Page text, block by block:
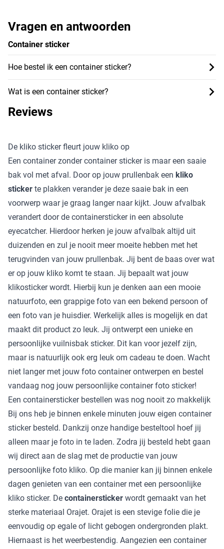
Vragen en antwoorden
Container sticker
Hoe bestel ik een container sticker?
Wat is een container sticker?
Reviews
De kliko sticker fleurt jouw kliko op
Een container zonder container sticker is maar een saaie
bak vol met afval. Door op jouw prullenbak een kliko
sticker te plakken verander je deze saaie bak in een
voorwerp waar je graag langer naar kijkt. Jouw afvalbak
verandert door de containersticker in een absolute
eyecatcher. Hierdoor herken je jouw afvalbak altijd uit
duizenden en zul je nooit meer moeite hebben met het
terugvinden van jouw prullenbak. Jij bent de baas over wat
er op jouw kliko komt te staan. Jij bepaalt wat jouw
klikosticker wordt. Hierbij kun je denken aan een mooie
natuurfoto, een grappige foto van een bekend persoon of
een foto van je huisdier. Werkelijk alles is mogelijk en dat
maakt dit product zo leuk. Jij ontwerpt een unieke en
persoonlijke vuilnisbak sticker. Dit kan voor jezelf zijn,
maar is natuurlijk ook erg leuk om cadeau te doen. Wacht
niet langer met jouw foto container ontwerpen en bestel
vandaag nog jouw persoonlijke container foto sticker!
Een containersticker bestellen was nog nooit zo makkelijk
Bij ons heb je binnen enkele minuten jouw eigen container
sticker besteld. Dankzij onze handige besteltool hoef jij
alleen maar je foto in te laden. Zodra jij besteld hebt gaan
wij direct aan de slag met de productie van jouw
persoonlijke foto kliko. Op die manier kan jij binnen enkele
dagen genieten van een container met een persoonlijke
kliko sticker. De containersticker wordt gemaakt van het
sterke materiaal Orajet. Orajet is een stevige folie die je
eenvoudig op egale of licht gebogen ondergronden plakt.
Hiernaast is het weerbestendig. Aangezien een container